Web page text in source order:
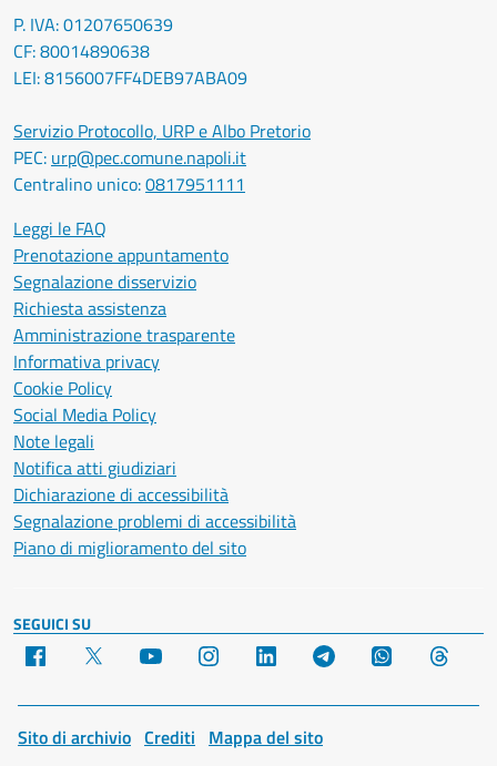
P. IVA: 01207650639
CF: 80014890638
LEI: 8156007FF4DEB97ABA09
Servizio Protocollo, URP e Albo Pretorio
PEC: urp@pec.comune.napoli.it
Centralino unico:0817951111
Leggi le FAQ
Prenotazione appuntamento
Segnalazione disservizio
Richiesta assistenza
Amministrazione trasparente
Informativa privacy
Cookie Policy
Social Media Policy
Note legali
Notifica atti giudiziari
Dichiarazione di accessibilità
Segnalazione problemi di accessibilità
Piano di miglioramento del sito
SEGUICI SU
Facebook YouTube Instagram LinkedIn Telegram WhatsApp
Sito di archivio Crediti Mappa del sito